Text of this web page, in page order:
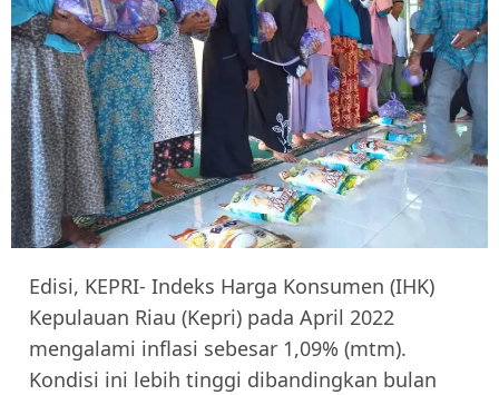
Edisi, KEPRI- Indeks Harga Konsumen (IHK)
Kepulauan Riau (Kepri) pada April 2022
mengalami inflasi sebesar 1,09% (mtm).
Kondisi ini lebih tinggi dibandingkan bulan